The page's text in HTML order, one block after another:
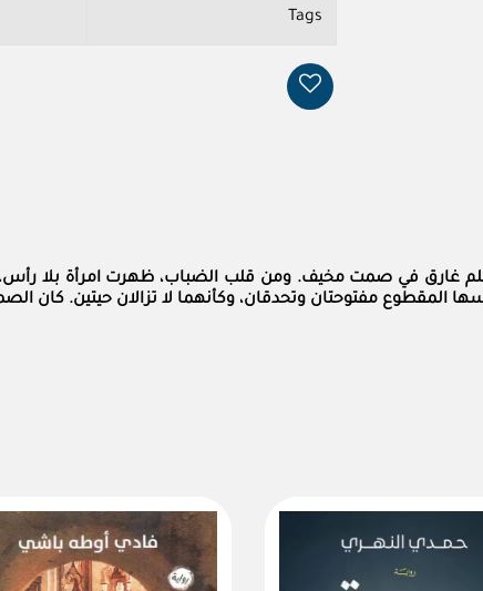
Tags
غارق في صمت مخيف. ومن قلب الضباب، ظهرت امرأة بلا
المقطوع مفتوحتان وتحدقان، وكأنهما لا تزالان حيتين. كان